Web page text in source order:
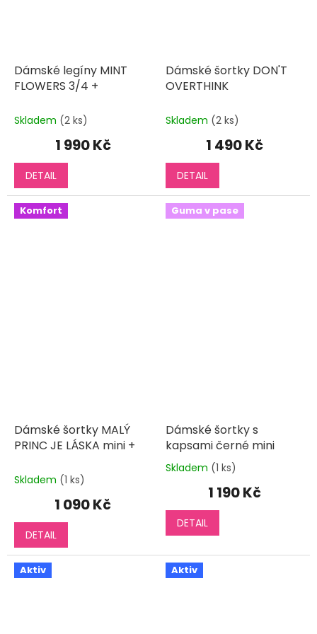
Dámské legíny MINT
FLOWERS 3/4 +
Skladem (2 ks)
1 990 Kč
DETAIL
Dámské šortky DON'T
OVERTHINK
Skladem (2 ks)
1 490 Kč
DETAIL
Komfort
Dámské šortky MALÝ
PRINC JE LÁSKA mini +
Skladem (1 ks)
1 090 Kč
DETAIL
Guma v pase
Dámské šortky s
kapsami černé mini
Průměrné
je
5,0
z
hvězdiček.
Skladem (1 ks)
1 190 Kč
DETAIL
Aktiv Aktiv